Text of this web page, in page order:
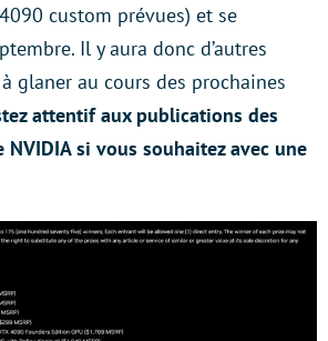
custom prévues) et se
Il y aura donc d’autres
glaner au cours des prochaines
attentif aux publications des
NVIDIA si vous souhaitez avec une